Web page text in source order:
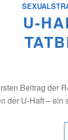
U-
Beitrag der
der U-Haft –